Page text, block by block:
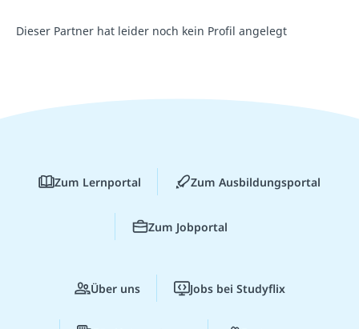
Dieser Partner hat leider noch kein Profil angelegt
Zum Lernportal Zum Ausbildungsportal
Zum Jobportal
Über uns Jobs bei Studyflix